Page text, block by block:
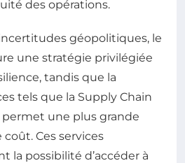
des opérations.
géopolitiques, le
une stratégie privilégiée
tandis que la
tels que la Supply Chain
permet une plus grande
Ces services
la possibilité d’accéder à